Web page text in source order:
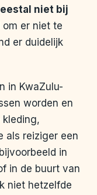
niet bij
er niet te
er duidelijk
in KwaZulu-
worden en
kleding,
als reiziger een
in
in de buurt van
niet hetzelfde